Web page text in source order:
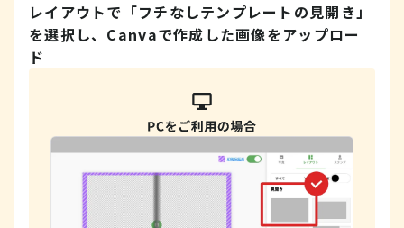
レイアウトで「フチなしテンプレートの見開き」
を選択し、 Canvaで作成した画像をアップロー
ド